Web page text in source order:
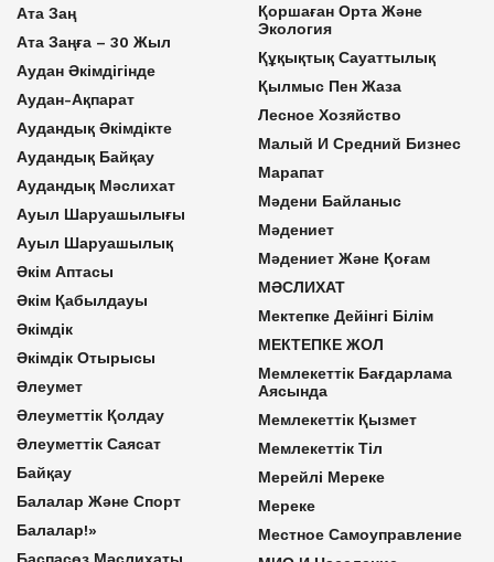
Ата Заң
Ата Заңға – 30 Жыл
Аудан Әкімдігінде
Аудан-Ақпарат
Аудандық Әкімдікте
Аудандық Байқау
Аудандық Мәслихат
Ауыл Шаруашылығы
Ауыл Шаруашылық
Әкім Аптасы
Әкім Қабылдауы
Әкімдік
Әкімдік Отырысы
Әлеумет
Әлеуметтік Қолдау
Әлеуметтік Саясат
Байқау
Балалар Және Спорт
Балалар!»
Баспасөз Мәслихаты
Қоршаған Орта Және
Экология
Құқықтық Сауаттылық
Қылмыс Пен Жаза
Лесное Хозяйство
Малый И Средний Бизнес
Марапат
Мәдени Байланыс
Мәдениет
Мәдениет Және Қоғам
МӘСЛИХАТ
Мектепке Дейінгі Білім
МЕКТЕПКЕ ЖОЛ
Мемлекеттік Бағдарлама
Аясында
Мемлекеттік Қызмет
Мемлекеттік Тіл
Мерейлі Мереке
Мереке
Местное Самоуправление